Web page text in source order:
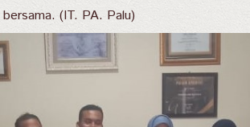
(IT. PA. Palu)